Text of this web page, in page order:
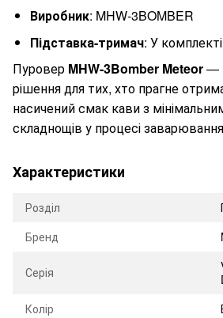
Виробник: MHW-3BOMBER
Підставка-тримач: У комплекті
Пуровер MHW-3Bomber Meteor—
рішення для тих, хто прагне
насичений смак кави з
складнощів у процесі
Характеристики
Розділ
Бренд
Серія
Колір